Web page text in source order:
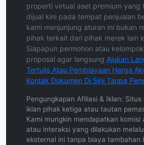
properti virtual aset premium yang
dijual kini pada tempat penjualan
kami menjunjung aturan ini bukan
pihak terkait dari pihak merek lain
Siapapun permohon atau
proposal agar langsung Ajukan
Tertulis Atau Pembiayaan Harga
Kontak Dokumen Di Sini Tanpa
Pengungkapan Afiliasi & Iklan:
iklan pihak ketiga atau tautan
Kami mungkin mendapatkan komisi
atau interaksi yang dilakukan
eksternal ini tanpa biaya tambahan